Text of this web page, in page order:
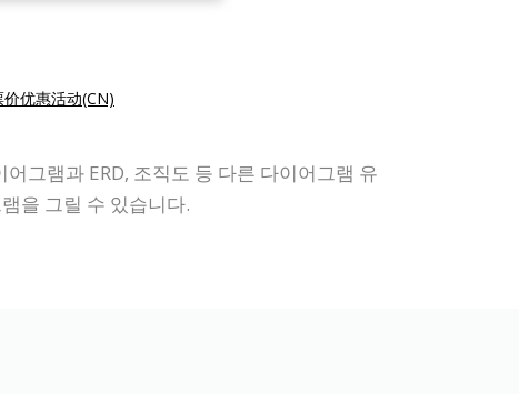
价优惠活动(CN)
그램과 ERD, 조직도 등 다른 다이어그램 유
을 그릴 수 있습니다.